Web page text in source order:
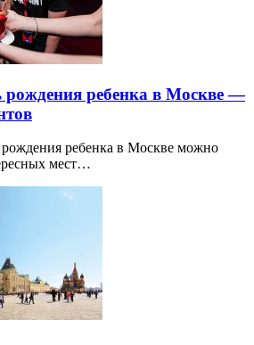
рождения ребенка в Москве —
рождения ребенка в Москве можно
мест…